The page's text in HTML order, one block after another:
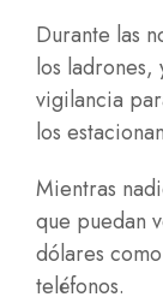
Durante las
los ladrones,
vigilancia
los
Mientras
que puedan
dólares
teléfonos.